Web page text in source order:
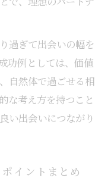
過ぎて出会いの幅を
功例としては、価値
自然体で過ごせる相
な考え方を持つこと
い出会いにつながり
イントまとめ